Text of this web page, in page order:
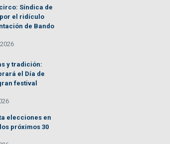
Síndica de
el ridículo
de Bando
y tradición:
el Día de
festival
elecciones en
próximos 30